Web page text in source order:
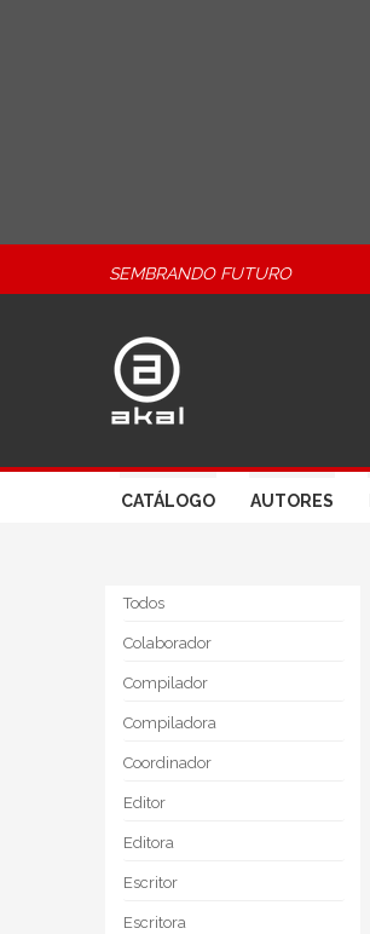
SEMBRANDO FUTURO
CATÁLOGO AUTORES
Todos
Colaborador
Compilador
Compiladora
Coordinador
Editor
Editora
Escritor
Escritora